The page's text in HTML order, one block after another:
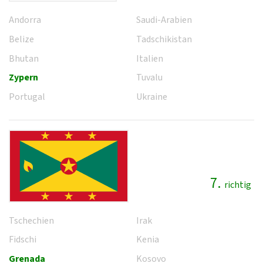
Andorra
Belize
Bhutan
Zypern
Portugal
Saudi-Arabien
Tadschikistan
Italien
Tuvalu
Ukraine
7. richtig
Tschechien
Fidschi
Grenada
Irak
Kenia
Kosovo